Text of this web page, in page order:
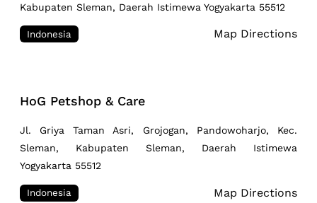
Kabupaten Sleman, Daerah Istimewa Yogyakarta 55512
Indonesia Map Directions
HoG Petshop & Care
Jl. Griya Taman Asri, Grojogan, Pandowoharjo, Kec.
Sleman, Kabupaten Sleman, Daerah Istimewa
Yogyakarta 55512
Indonesia Map Directions